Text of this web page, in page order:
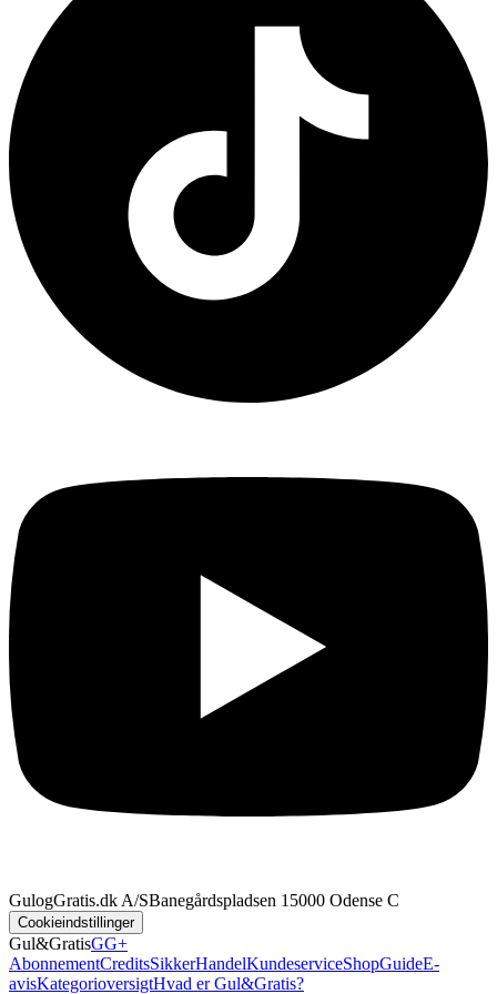
GulogGratis.dk A/SBanegårdspladsen 1 5000 Odense C
Cookieindstillinger
Gul&GratisGG+
AbonnementCreditsSikkerHandelKundeserviceShopGuideE-
avisKategorioversigtHvad er Gul&Gratis?